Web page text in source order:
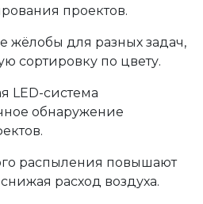
проектов.
жёлобы для разных задач,
сортировку по цвету.
LED-система
обнаружение
распыления повышают
расход воздуха.